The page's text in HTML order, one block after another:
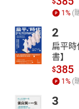
1 % (
2
扁平
書】
$385
1 % (
3